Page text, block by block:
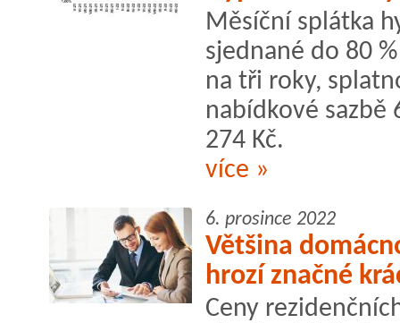
Měsíční splátka
sjednané do 80
na tři roky,
nabídkové sazbě
274 Kč.
více »
6. prosince 2022
Většina
hrozí značné
Ceny